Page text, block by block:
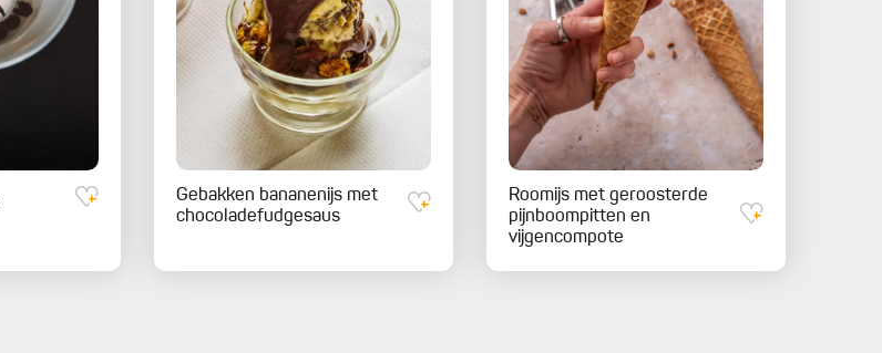
Gebakken bananenijs met
chocoladefudgesaus
Roomijs met geroosterde
pijnboompitten en
vijgencompote